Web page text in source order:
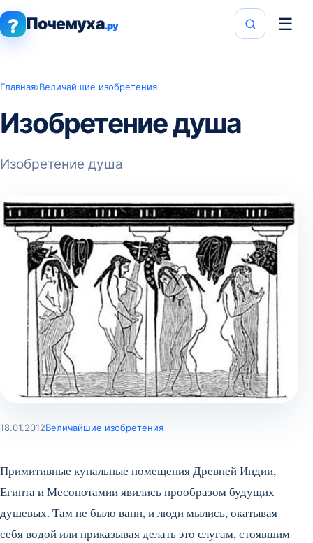
? Почемуха.ру ☰
Главная›Величайшие изобретения
Изобретение душа
Изобретение душа
18.01.2012Величайшие изобретения
Примитивные купальные помещения Древней Индии,
Египта и Месопотамии явились прообразом будущих
душевых. Там не было ванн, и люди мылись, окатывая
себя водой или приказывая делать это слугам, стоявшим